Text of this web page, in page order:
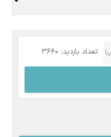
تعداد بازدید: 3660